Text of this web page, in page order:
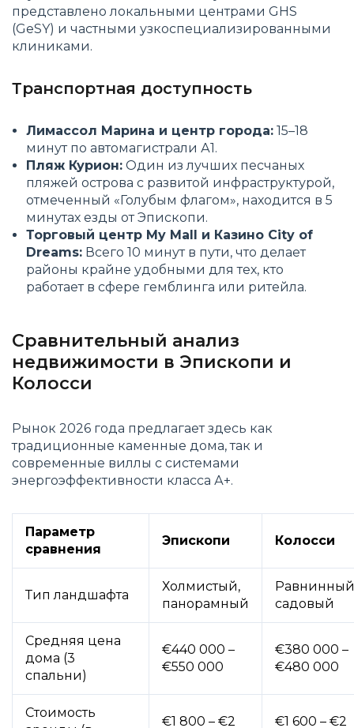
представлено локальными центрами GHS
(GeSY) и частными узкоспециализированными
клиниками.
Транспортная доступность
Лимассол Марина и центр города: 15–18
минут по автомагистрали А1.
Пляж Курион: Один из лучших песчаных
пляжей острова с развитой инфраструктурой,
отмеченный «Голубым флагом», находится в 5
минутах езды от Эпископи.
Торговый центр My Mall и Казино City of
Dreams: Всего 10 минут в пути, что делает
районы крайне удобными для тех, кто
работает в сфере гемблинга или ритейла.
Сравнительный анализ
недвижимости в Эпископи и
Колосси
Рынок 2026 года предлагает здесь как
традиционные каменные дома, так и
современные виллы с системами
энергоэффективности класса А+.
Параметр
сравнения
Эпископи Колосси
Тип ландшафта
Холмистый,
панорамный
садовый
Средняя цена
дома (3
спальни)
€440 000 –
€550 000
€380 000 –
€480 000
Стоимость
€1 800 – €2
€1 600 – €2